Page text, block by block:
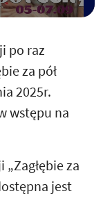
po raz
za pół
2025r.
wstępu na
za
jest